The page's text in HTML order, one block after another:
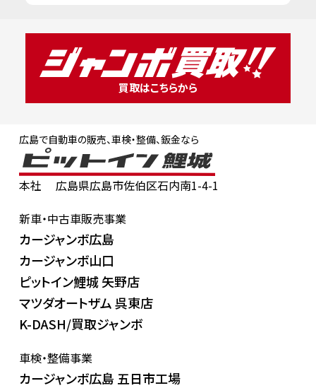
買取はこちらから
広島で自動車の販売、車検・整備、鈑金なら
本社
広島県広島市佐伯区石内南1-4-1
新車・中古車販売事業
カージャンボ広島
カージャンボ山口
ピットイン鯉城 矢野店
マツダオートザム 呉東店
K-DASH/買取ジャンボ
車検・整備事業
カージャンボ広島 五日市工場